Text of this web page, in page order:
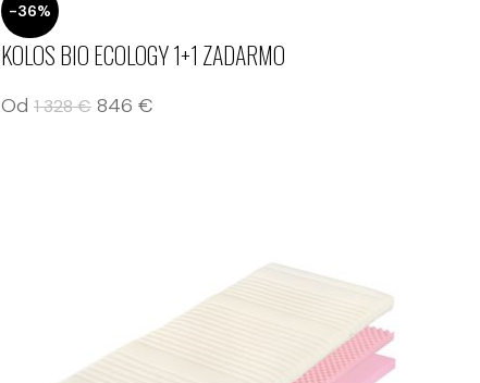
-36%
KOLOS BIO ECOLOGY 1+1 ZADARMO
Od 1 328€ 846 €